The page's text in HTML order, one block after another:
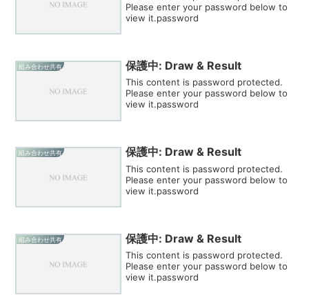
Please enter your password below to
view it.password
組み合わせ共有 保護中: Draw & Result
This content is password protected.
Please enter your password below to
view it.password
組み合わせ共有 保護中: Draw & Result
This content is password protected.
Please enter your password below to
view it.password
組み合わせ共有 保護中: Draw & Result
This content is password protected.
Please enter your password below to
view it.password